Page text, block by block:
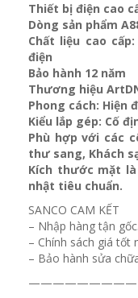
Thiết bị điện cao
Dòng sản phẩm
Chất liệu cao
điện
Bảo hành 12 năm
Thương hiệu
Phong cách: Hiện
Kiểu lắp gép: Cố
Phù hợp với các
thư sang, Khách
Kích thước mặt
nhật tiêu chuẩn.
SANCO CAM KẾT
– Nhập hàng tận gốc.
– Chính sách giá tốt
– Bảo hành sửa